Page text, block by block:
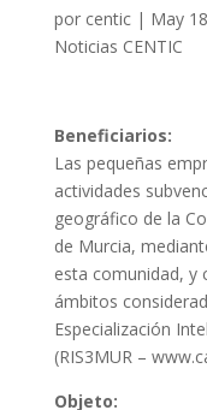
por centic| May
Noticias CENTIC
Beneficiarios:
Las pequeñas
actividades
geográfico de la
de Murcia,
esta comunidad, y
ámbitos
Especialización
(RIS3MUR –
Objeto: